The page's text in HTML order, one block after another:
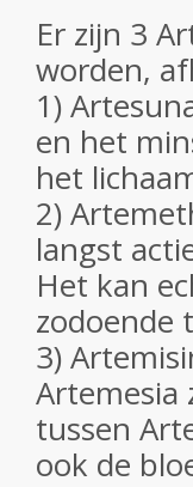
Er zijn 3
worden,
1)
en het
het
2)
langst
Het kan
zodoende
3)
Artemesia
tussen
ook de